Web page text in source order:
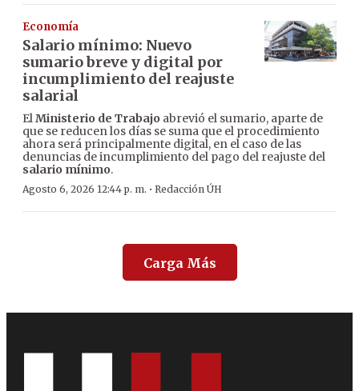
Economía
Salario mínimo: Nuevo
sumario breve y digital por
incumplimiento del reajuste
salarial
ElMinisterio de Trabajo abrevió el sumario, aparte de
que se reducen los días se suma que el procedimiento
ahora será principalmente digital, en el caso de las
denuncias de incumplimiento del pago del reajuste del
salario mínimo.
Agosto 6, 2026 12:44 p. m. · Redacción ÚH
Carga Más